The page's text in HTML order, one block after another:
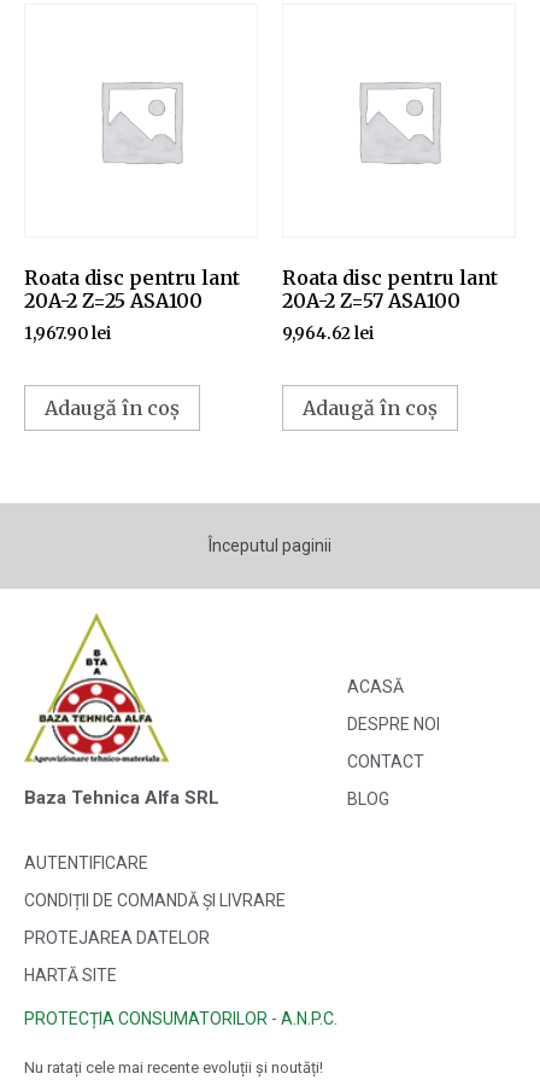
Roata disc pentru lant
20A-2 Z=25 ASA100
1,967.90lei
Adaugă în coș
Roata disc pentru lant
20A-2 Z=57 ASA100
9,964.62lei
Adaugă în coș
Începutul paginii
Baza Tehnica Alfa SRL
ACASĂ
DESPRE NOI
CONTACT
BLOG
AUTENTIFICARE
CONDIȚII DE COMANDĂ ȘI LIVRARE
PROTEJAREA DATELOR
HARTĂ SITE
PROTECȚIA CONSUMATORILOR - A.N.P.C.
Nu ratați cele mai recente evoluții și noutăți!